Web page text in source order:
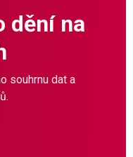
dění na
souhrnu dat a